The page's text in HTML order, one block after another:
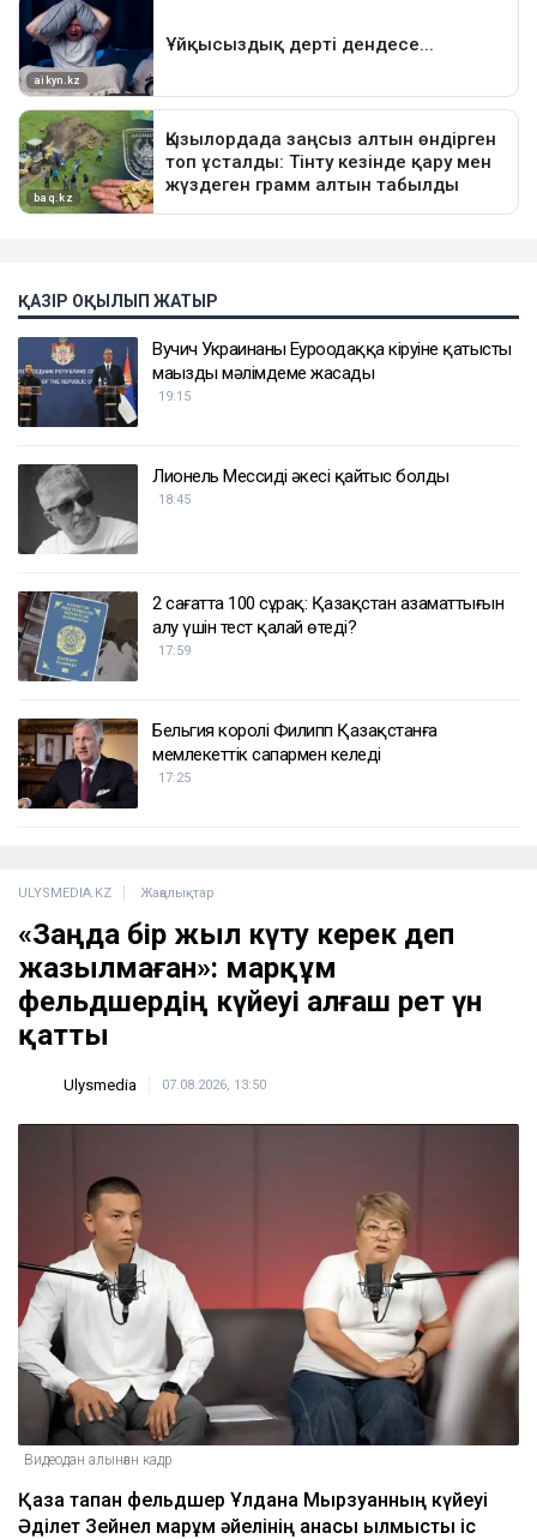
ҚАЗІР ОҚЫЛЫП ЖАТЫР
Вучич Украинаның Еуроодаққа кіруіне қатысты
маңызды мәлімдеме жасады
19:15
Лионель Мессидің әкесі қайтыс болды
18:45
2 сағатта 100 сұрақ: Қазақстан азаматтығын
алу үшін тест қалай өтеді?
17:59
Бельгия королі Филипп Қазақстанға
мемлекеттік сапармен келеді
17:25
ULYSMEDIA.KZ Жаңалықтар
«Заңда бір жыл күту керек деп
жазылмаған»: марқұм
фельдшердің күйеуі алғаш рет үн
қатты
Ulysmedia 07.08.2026, 13:50
Видеодан алынған кадр
Қаза тапқан фельдшер Ұлдана Мырзуанның күйеуі
Әділет Зейнел марқұм әйелінің анасы қылмыстық іс